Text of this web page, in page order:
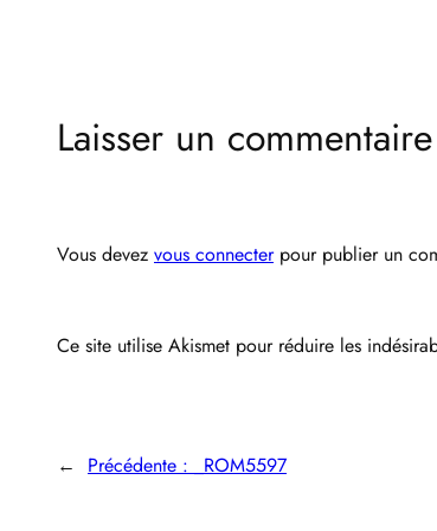
Laisser un commentaire
Vous devez vous connecterpour publier un
Ce site utilise Akismet pour réduire les
← Précédente : _ROM5597